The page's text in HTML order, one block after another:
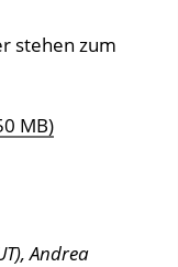
stehen zum
MB)
Andrea